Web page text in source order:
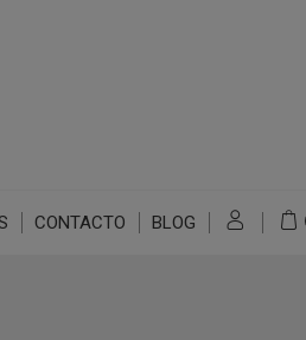
CONTACTO BLOG